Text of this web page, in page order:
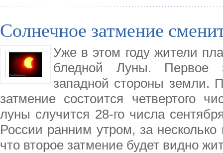
Солнечное затмение
Уже в этом году жители
бледной Луны. Первое
западной стороны земли.
затмение состоится четвертого
луны случится 28-го числа
России ранним утром, за
что второе затмение будет видно